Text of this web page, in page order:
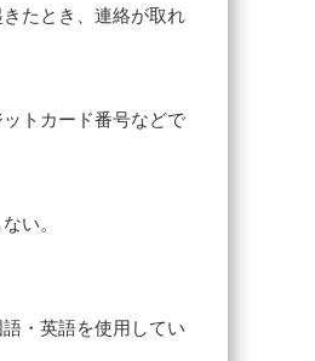
たとき、連絡が取れ
トカード番号などで
い。
・英語を使用してい